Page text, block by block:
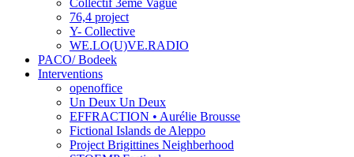
Collectif 3ème Vague
76,4 project
Y- Collective
WE.LO(U)VE.RADIO
PACO/ Bodeek
Interventions
openoffice
Un Deux Un Deux
EFFRACTION • Aurélie Brousse
Fictional Islands de Aleppo
Project Brigittines Neighberhood